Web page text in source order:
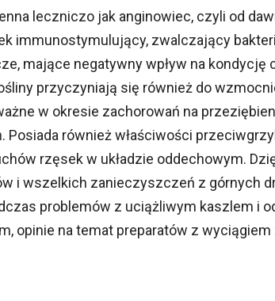
leczniczo jak anginowiec, czyli od
immunostymulujący, zwalczający
mające negatywny wpływ na kondycję
przyczyniają się również do
w okresie zachorowań na
Posiada również właściwości
rzęsek w układzie oddechowym.
i wszelkich zanieczyszczeń z górnych
problemów z uciążliwym kaszlem i
opinie na temat preparatów z